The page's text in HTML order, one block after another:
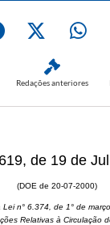
Redações anteriores
de 19 de
(DOE de 20-07-2000)
n° 6.374, de 1° de
Relativas à Circulação